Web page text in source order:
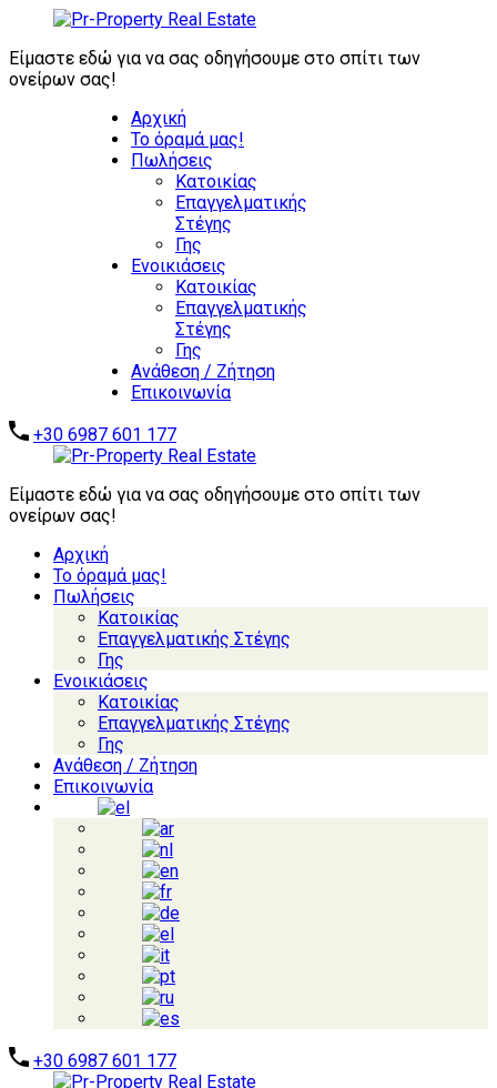
Είμαστε εδώ για να σας οδηγήσουμε στο σπίτι των
ονείρων σας!
Αρχική
Το όραμά μας!
Πωλήσεις
Κατοικίας
Επαγγελματικής
Στέγης
Γης
Ενοικιάσεις
Κατοικίας
Επαγγελματικής
Στέγης
Γης
Ανάθεση / Ζήτηση
Επικοινωνία
+30 6987 601 177
Είμαστε εδώ για να σας οδηγήσουμε στο σπίτι των
ονείρων σας!
Αρχική
Το όραμά μας!
Πωλήσεις
Κατοικίας
Επαγγελματικής Στέγης
Γης
Ενοικιάσεις
Κατοικίας
Επαγγελματικής Στέγης
Γης
Ανάθεση / Ζήτηση
Επικοινωνία
+30 6987 601 177
ΖΗΤΟΥΝΤΑΙ
ΑΜΕΣΑ:
ΕΠΕΝΔΥΤΙΚΑ
ΑΥΤΟΤΕΛΗ
ΑΞΙΟΛΟΓΑ
ΑΚΙΝΗΤΑ -
ΞΕΝΟΔΟΧΕΙΑ -
ΑΠΟΘΗΚΕΣ -
ΒΙΟΜΗΧΑΝΙΚΑ
Επικοινωνήστε μαζί μας